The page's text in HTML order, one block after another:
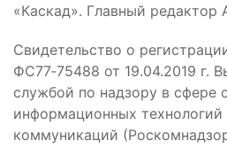
«Каскад». Главный редактор
Свидетельство о
ФС77‑75488 от 19.04.2019 г.
службой по надзору в сфере
информационных
коммуникаций